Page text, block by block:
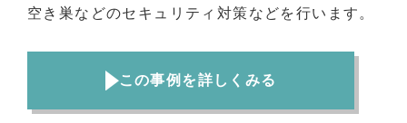
空き巣などのセキュリティ対策などを行います。
この事例を詳しくみる